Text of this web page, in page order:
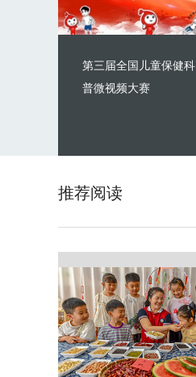
第三届全国儿童保健科
普微视频大赛
推荐阅读